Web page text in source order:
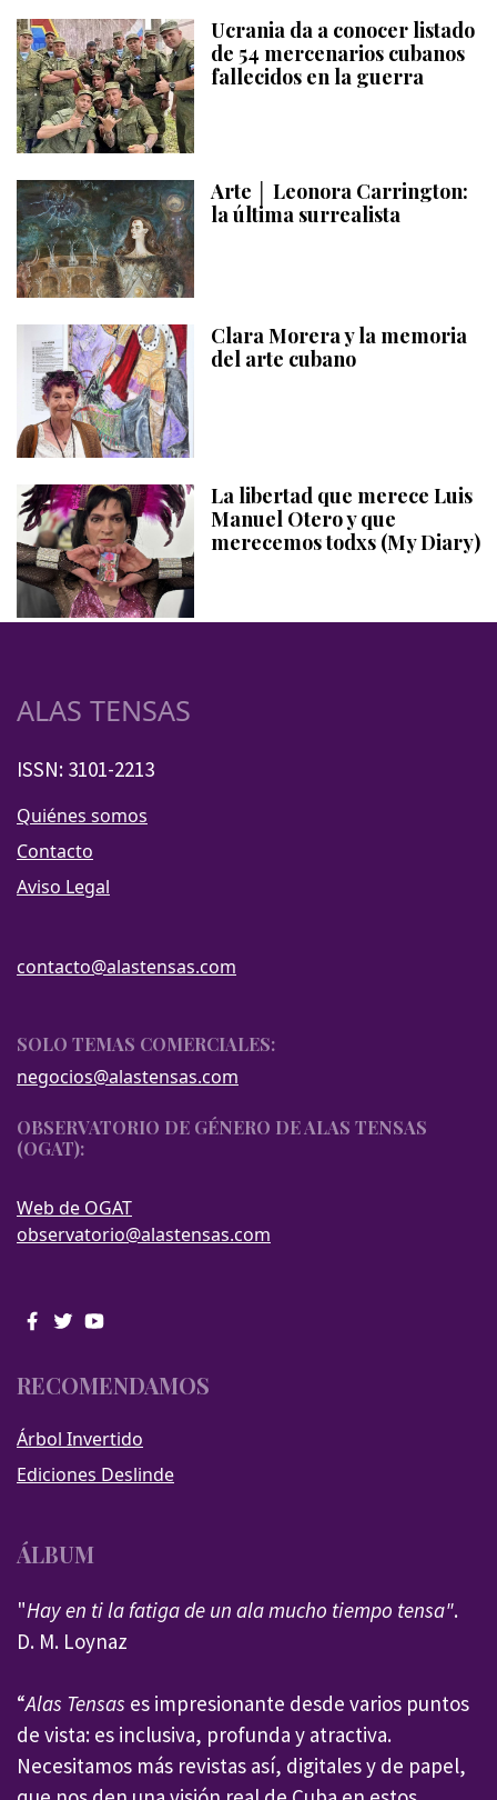
Ucrania da a conocer listado
de 54 mercenarios cubanos
fallecidos en la guerra
Arte │ Leonora Carrington:
la última surrealista
Clara Morera y la memoria
del arte cubano
La libertad que merece Luis
Manuel Otero y que
merecemos todxs (My Diary)
ALAS TENSAS
ISSN: 3101-2213
Quiénes somos
Contacto
Aviso Legal
contacto@alastensas.com
SOLO TEMAS COMERCIALES:
negocios@alastensas.com
OBSERVATORIO DE GÉNERO DE ALAS TENSAS
(OGAT):
Web de OGAT
observatorio@alastensas.com
RECOMENDAMOS
Árbol Invertido
Ediciones Deslinde
ÁLBUM
"Hay en ti la fatiga de un ala mucho tiempo tensa".
D. M. Loynaz
“Alas Tensas es impresionante desde varios puntos
de vista: es inclusiva, profunda y atractiva.
Necesitamos más revistas así, digitales y de papel,